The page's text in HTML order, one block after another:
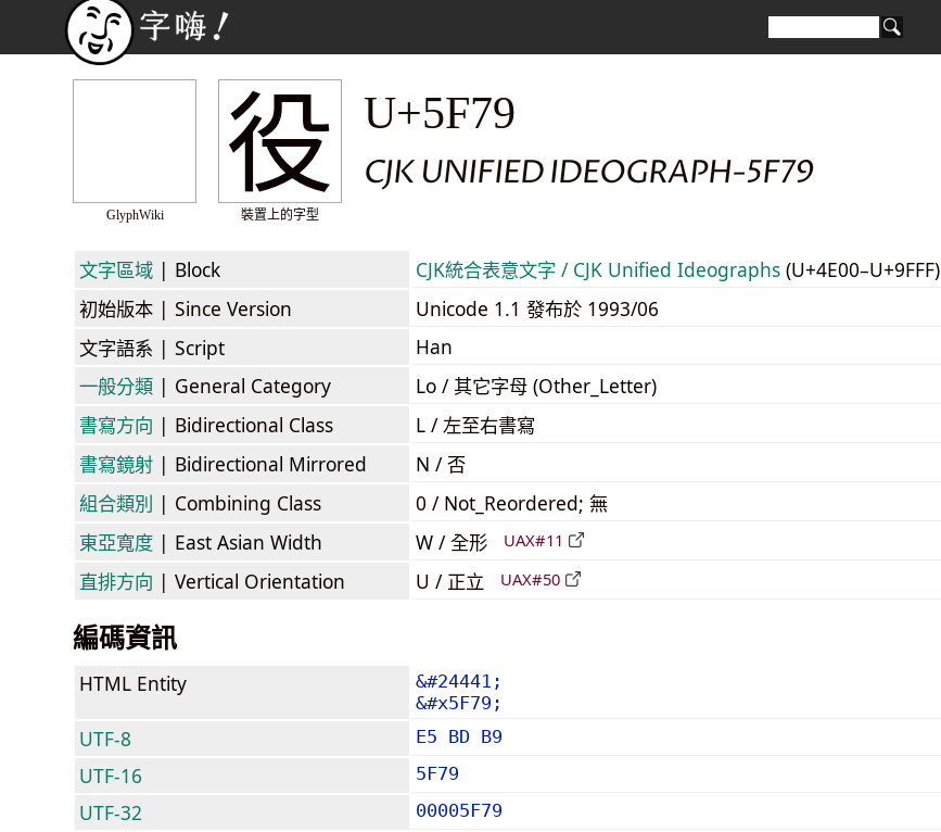
GlyphWiki
役
裝置上的字型
U+5F79
CJK UNIFIED IDEOGRAPH-5F79
文字區域 | Block CJK統合表意文字 / CJK Unified Ideographs (U+4E00–U+9FFF)
初始版本 | Since Version
Unicode 1.1 發布於 1993/06
文字語系 | Script
Han
一般分類 | General Category
Lo / 其它字母 (Other_Letter)
書寫方向 | Bidirectional Class
L / 左至右書寫
書寫鏡射 | Bidirectional Mirrored
N / 否
組合類別 | Combining Class
0 / Not_Reordered; 無
東亞寬度 | East Asian Width W / 全形 UAX#11
直排方向 | Vertical Orientation U / 正立 UAX#50
編碼資訊
HTML Entity
&#24441;
&#x5F79;
UTF-8 E5 BD B9
UTF-16 5F79
UTF-32 00005F79